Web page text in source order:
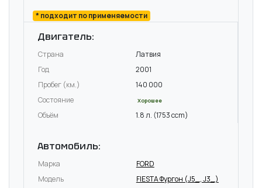
* подходит по применяемости
Двигатель:
Страна
Латвия
Год
2001
Пробег (км.)
140 000
Состояние
Хорошее
Объём 1.8 л. (1753 ccm)
Автомобиль:
Марка
FORD
Модель
FIESTA Фургон (J5_, J3_)